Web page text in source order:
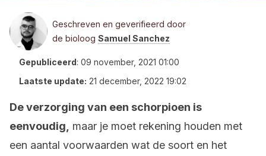
Geschreven en geverifieerd door
de bioloog Samuel Sanchez
Gepubliceerd: 09 november, 2021 01:00
Laatste update: 21 december, 2022 19:02
De verzorging van een schorpioen is
eenvoudig,
maar je moet rekening houden met
een aantal voorwaarden wat de soort en het